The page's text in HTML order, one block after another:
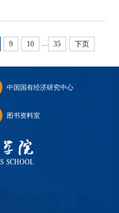
9 10 ... 35 下页
中国国有经济研究中心
图书资料室